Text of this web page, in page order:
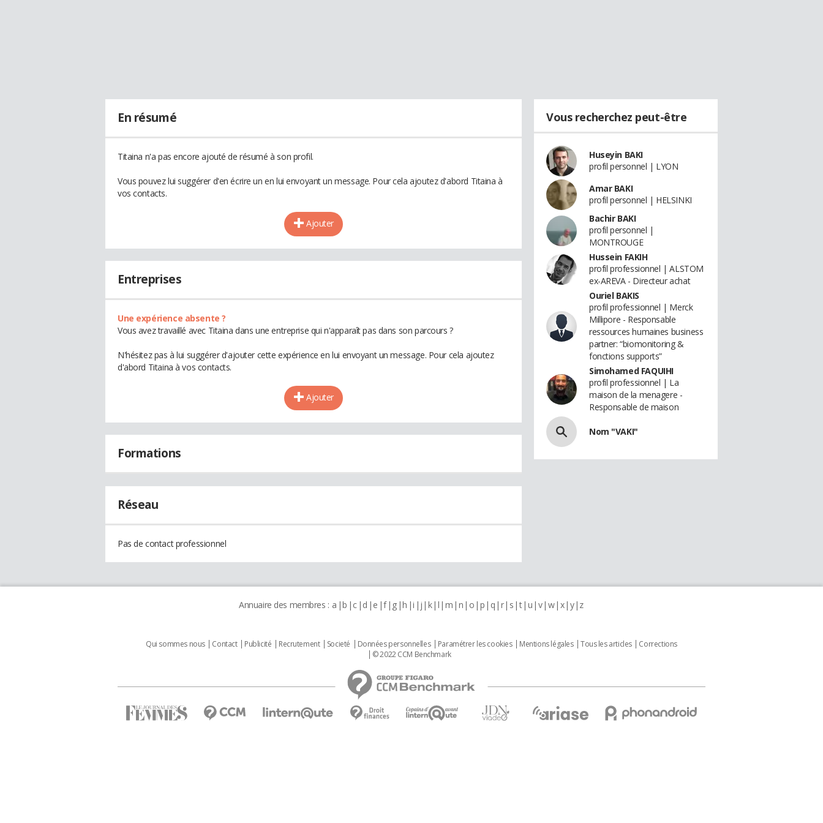
En résumé
Titaina n'a pas encore ajouté de résumé à son profil.
Vous pouvez lui suggérer d'en écrire un en lui envoyant un message. Pour cela ajoutez d'abord Titaina à
vos contacts.
Ajouter
Entreprises
Une expérience absente ?
Vous avez travaillé avec Titaina dans une entreprise qui n'apparaît pas dans son parcours ?
N'hésitez pas à lui suggérer d'ajouter cette expérience en lui envoyant un message. Pour cela ajoutez
d'abord Titaina à vos contacts.
Ajouter
Formations
Réseau
Pas de contact professionnel
Vous recherchez peut-être
Huseyin BAKI
profil personnel | LYON
Amar BAKI
profil personnel | HELSINKI
Bachir BAKI
profil personnel |
MONTROUGE
Hussein FAKIH
profil professionnel | ALSTOM
ex-AREVA - Directeur achat
Ouriel BAKIS
profil professionnel | Merck
Millipore - Responsable
ressources humaines business
partner: “biomonitoring &
fonctions supports”
Simohamed FAQUIHI
profil professionnel | La
maison de la menagere -
Responsable de maison
Nom "VAKI"
Annuaire des membres : a b c d e f g h i j k l m n o p q r s t u v w x y z
Qui sommes nous Contact Publicité Recrutement Societé Données personnelles Paramétrer les cookies Mentions légales Tous les articles
Corrections
© 2022 CCM Benchmark